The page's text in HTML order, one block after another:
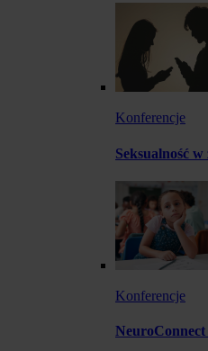
Konferencje
Seksualność
Konferencje
NeuroConnect